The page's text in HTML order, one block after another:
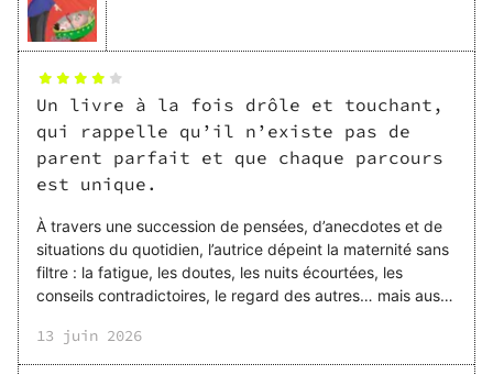
Un livre à la fois drôle et touchant,
qui rappelle qu’il n’existe pas de
parent parfait et que chaque parcours
est unique.
À travers une succession de pensées, d’anecdotes et de
situations du quotidien, l’autrice dépeint la maternité sans
filtre : la fatigue, les doutes, les nuits écourtées, les
conseils contradictoires, le regard des autres… mais aussi
particulièrement plu, c’est le ton : drôle, piquant, parfois
grinçant, mais toujours sincère. L’humour permet de
13 juin 2026